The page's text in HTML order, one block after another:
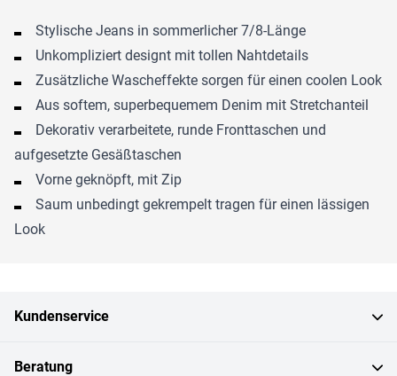
Stylische Jeans in sommerlicher 7/8-Länge
Unkompliziert designt mit tollen Nahtdetails
Zusätzliche Wascheffekte sorgen für einen coolen Look
Aus softem, superbequemem Denim mit Stretchanteil
Dekorativ verarbeitete, runde Fronttaschen und
aufgesetzte Gesäßtaschen
Vorne geknöpft, mit Zip
Saum unbedingt gekrempelt tragen für einen lässigen
Look
Kundenservice
Beratung